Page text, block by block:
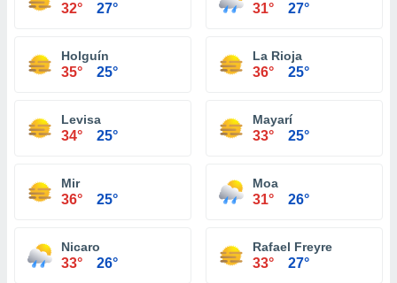
32° 27° 31° 27°
Holguín
35° 25°
La Rioja
36° 25°
Levisa
34° 25°
Mayarí
33° 25°
Mir
36° 25°
Moa
31° 26°
Nicaro
33° 26°
Rafael Freyre
33° 27°